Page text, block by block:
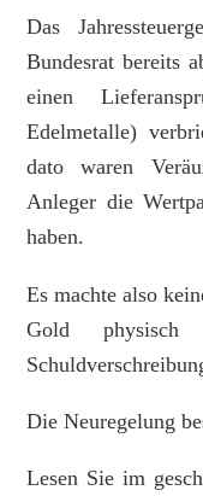
Das
Bundesrat bereits
einen
Edelmetalle)
dato waren
Anleger die
haben.
Es machte also
Gold
Die Neuregelung
Lesen Sie im